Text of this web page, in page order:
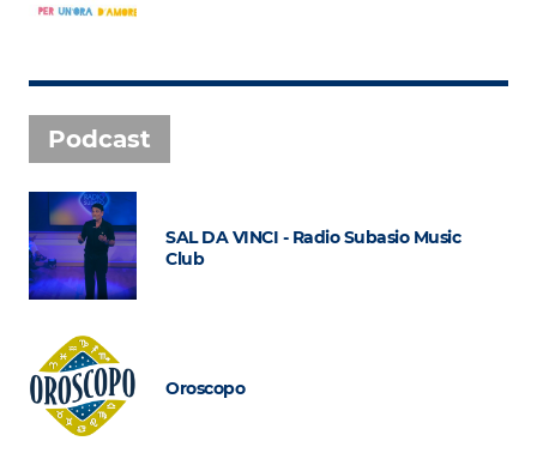
Podcast
SAL DA VINCI - Radio Subasio Music
Club
Oroscopo